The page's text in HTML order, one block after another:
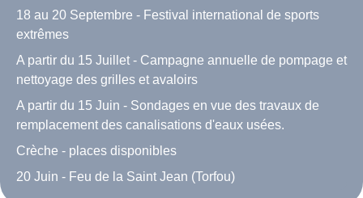
18 au 20 Septembre - Festival international de sports
extrêmes
A partir du 15 Juillet - Campagne annuelle de pompage et
nettoyage des grilles et avaloirs
A partir du 15 Juin - Sondages en vue des travaux de
remplacement des canalisations d'eaux usées.
Crèche - places disponibles
20 Juin - Feu de la Saint Jean (Torfou)